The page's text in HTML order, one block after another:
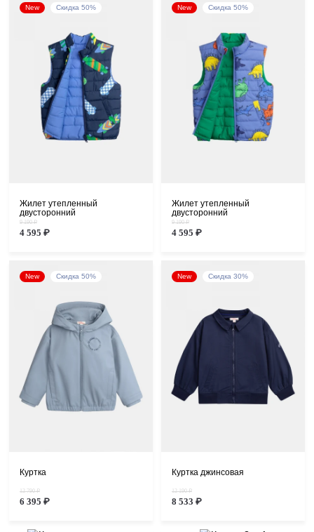
New Скидка 50%
Жилет утепленный
двусторонний
9 190 ₽
4 595 ₽
New Скидка 50%
Жилет утепленный
двусторонний
9 190 ₽
4 595 ₽
New Скидка 50%
Куртка
12 790 ₽
6 395 ₽
New Скидка 30%
Куртка джинсовая
12 190 ₽
8 533 ₽